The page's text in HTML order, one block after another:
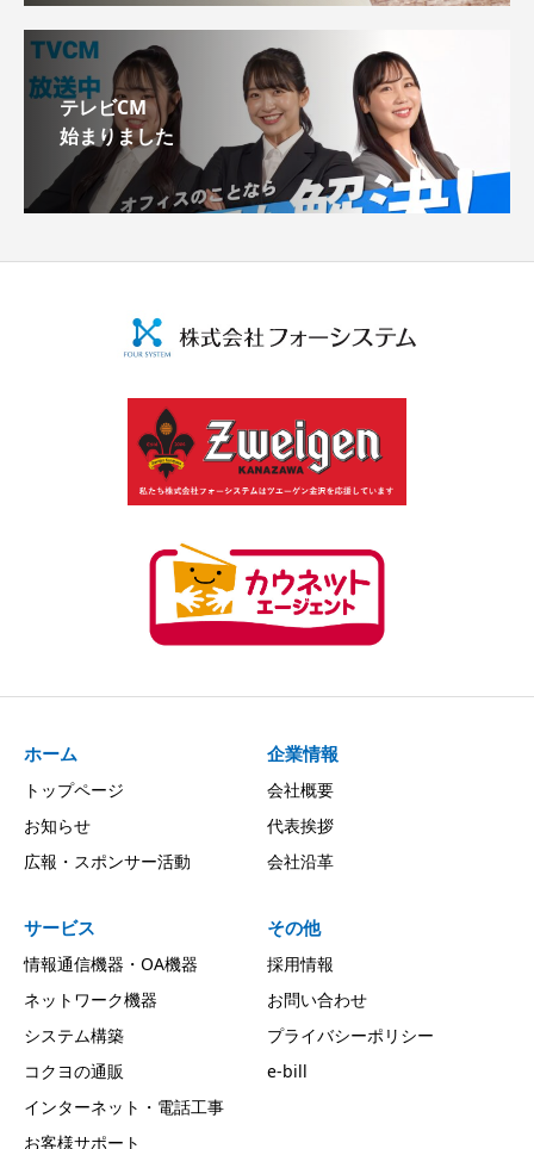
テレビCM
始まりました
ホーム
トップページ
お知らせ
広報・スポンサー活動
企業情報
会社概要
代表挨拶
会社沿革
サービス
情報通信機器・OA機器
ネットワーク機器
システム構築
コクヨの通販
インターネット・電話工事
お客様サポート
その他
採用情報
お問い合わせ
プライバシーポリシー
e-bill